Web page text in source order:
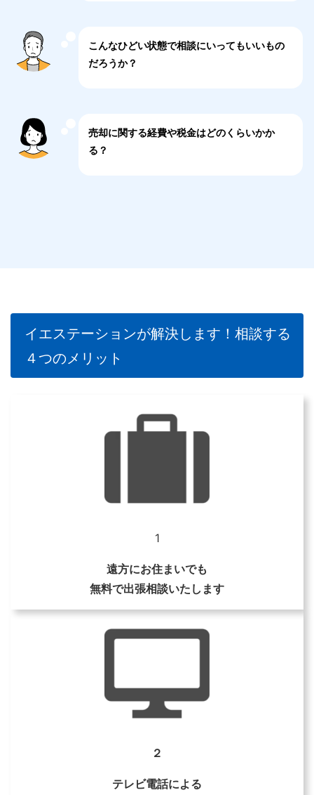
護団体等はありません。
こんなひどい状態で相談にいってもいいもの
だろうか？
売却に関する経費や税金はどのくらいかか
る？
イエステーションが解決します！相談する
４つのメリット
1
遠方にお住まいでも
無料で出張相談いたします
２
テレビ電話による